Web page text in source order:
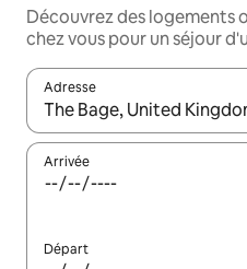
Découvrez des logements
chez vous pour un séjour
Adresse
Lorsque les résultats
Arrivée
Départ